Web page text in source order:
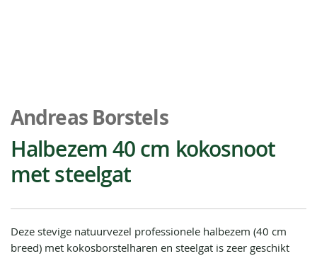
naar
het
begin
van
de
gallerij
Andreas Borstels
Halbezem 40 cm kokosnoot
met steelgat
Deze stevige natuurvezel professionele halbezem (40 cm
breed) met kokosborstelharen en steelgat is zeer geschikt